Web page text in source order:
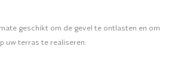
geschikt om de gevel te ontlasten en om
uw terras te realiseren.